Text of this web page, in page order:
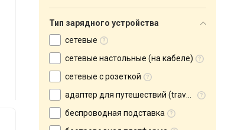
Тип зарядного устройства
сетевые
сетевые настольные (на кабеле)
сетевые с розеткой
адаптер для путешествий (travel adapter)
беспроводная подставка